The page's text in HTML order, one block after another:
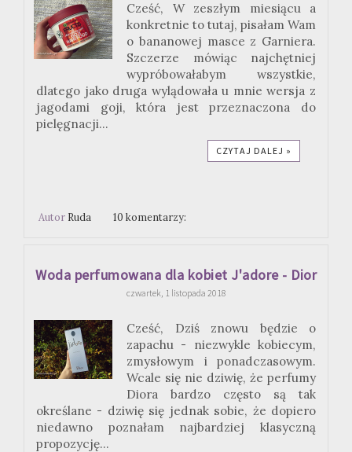
Cześć, W zeszłym miesiącu a
konkretnie to tutaj, pisałam Wam
o bananowej masce z Garniera.
Szczerze mówiąc najchętniej
wypróbowałabym wszystkie,
dlatego jako druga wylądowała u mnie wersja z
jagodami goji, która jest przeznaczona do
pielęgnacji...
CZYTAJ DALEJ »
Autor Ruda 10 komentarzy:
Woda perfumowana dla kobiet J'adore - Dior
czwartek, 1 listopada 2018
Cześć, Dziś znowu będzie o
zapachu - niezwykle kobiecym,
zmysłowym i ponadczasowym.
Wcale się nie dziwię, że perfumy
Diora bardzo często są tak
określane - dziwię się jednak sobie, że dopiero
niedawno poznałam najbardziej klasyczną
propozycję...